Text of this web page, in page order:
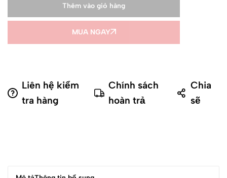
Thêm vào giỏ hàng
MUA NGAY
Liên hệ kiểm
tra hàng
Chính sách
hoàn trả
Chia
sẽ